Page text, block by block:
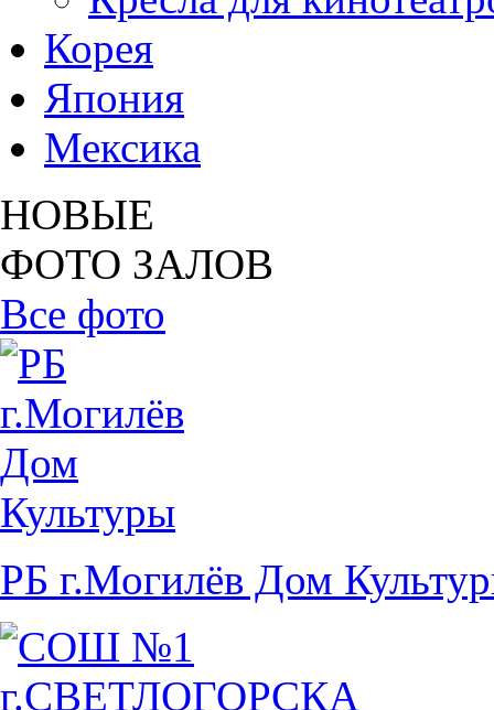
Корея
Япония
Мексика
НОВЫЕ
ФОТО ЗАЛОВ
Все фото
РБ г.Могилёв Дом